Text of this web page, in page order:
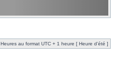
Heures au format UTC + 1 heure [ Heure d’été ]